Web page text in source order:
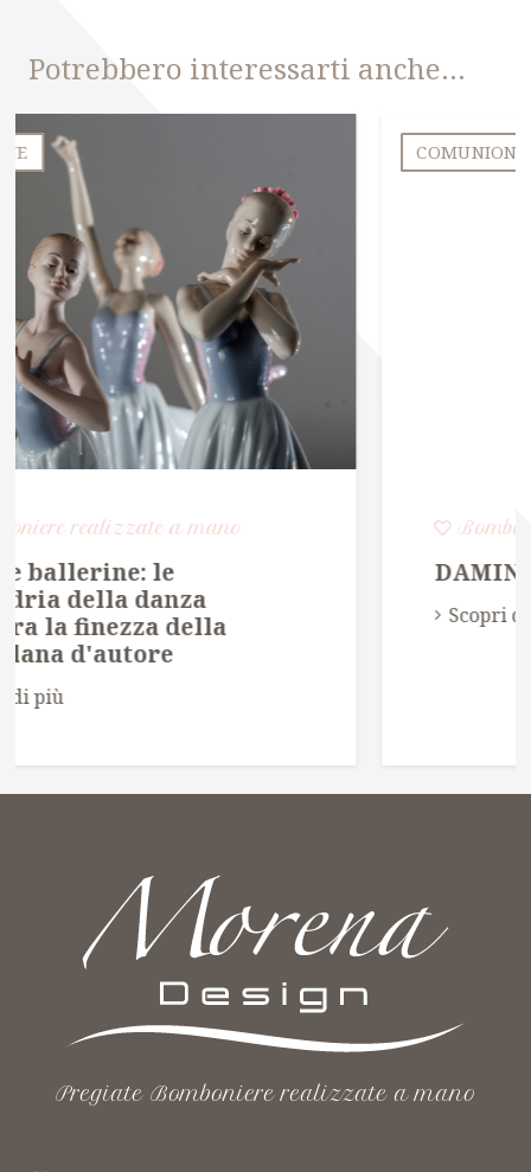
Potrebbero interessarti anche…
COMUNIONE
Bomboniere realizzate a mano
DAMINE
Scopri di più
Pregiate Bomboniere realizzate a mano